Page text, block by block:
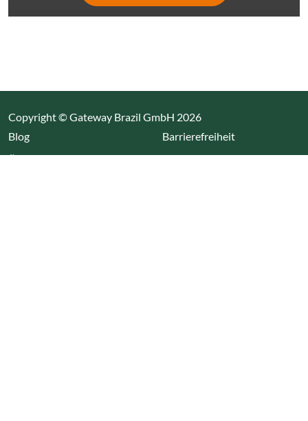
Copyright © Gateway Brazil GmbH 2026
Blog(Link öffnet einen neuen Tab)
Über uns
Barrierefreiheit
Impressum